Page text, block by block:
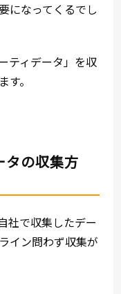
になってくるでし
ティデータ」を収
。
タの収集方
社で収集したデー
イン問わず収集が